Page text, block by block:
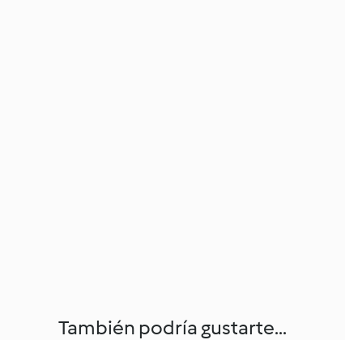
También podría gustarte...